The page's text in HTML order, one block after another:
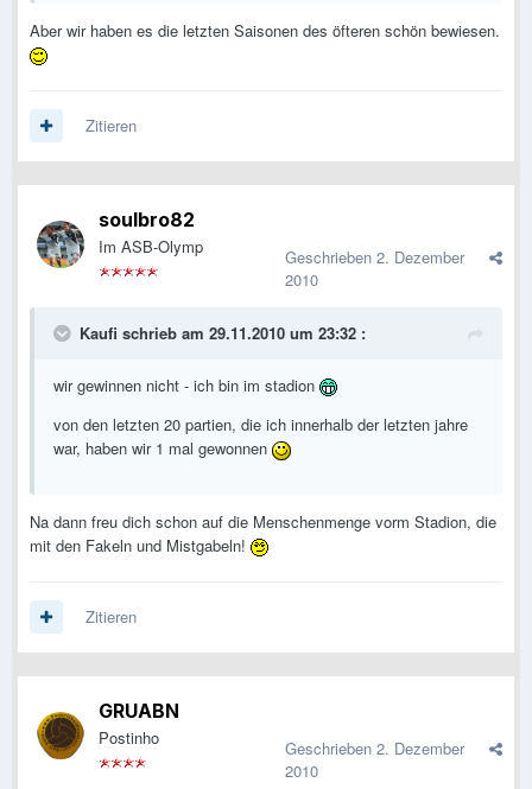
Aber wir haben es die letzten Saisonen des öfteren schön bewiesen.
Zitieren
soulbro82
Im ASB-Olymp Geschrieben 2. Dezember
2010
Kaufi schrieb am 29.11.2010 um 23:32 :
wir gewinnen nicht - ich bin im stadion
von den letzten 20 partien, die ich innerhalb der letzten jahre
war, haben wir 1 mal gewonnen
Na dann freu dich schon auf die Menschenmenge vorm Stadion, die
mit den Fakeln und Mistgabeln!
Zitieren
GRUABN
Postinho Geschrieben 2. Dezember
2010